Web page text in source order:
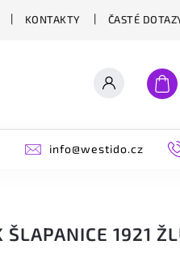
KONTAKTY ČASTÉ
info@westido.cz
1921